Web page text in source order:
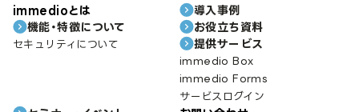
immedioとは
機能・特徴について
セキュリティについて
導入事例
お役立ち資料
提供サービス
immedio Box
immedio Forms
サービスログイン